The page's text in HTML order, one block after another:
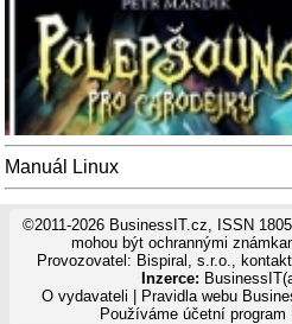
Manuál Linux
©2011-2026 BusinessIT.cz, ISSN
mohou být ochrannými
Provozovatel: Bispiral, s.r.o.,
Inzerce:
O vydavateli
Pravidla webu
Používáme účetní program